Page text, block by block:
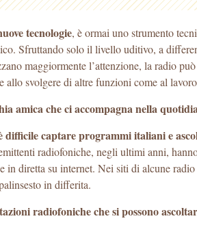
tecnologie, è ormai uno strumento
Sfruttando solo il livello uditivo, a
maggiormente l’attenzione, la radio può
allo svolgere di altre funzioni come al
amica che ci accompagna nella
difficile captare programmi italiani e
radiofoniche, negli ultimi anni,
in diretta su internet. Nei siti di alcune
in differita.
radiofoniche che si possono